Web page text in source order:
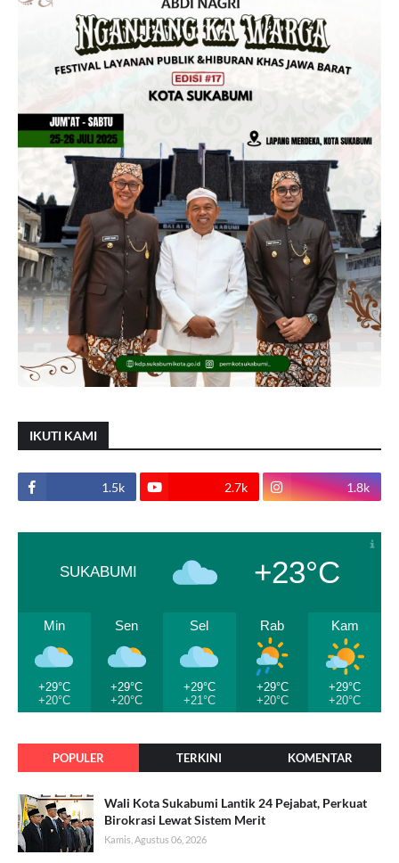
IKUTI KAMI
1.5k 2.7k 1.8k
SUKABUMI +23°C
Min
+29°C
+20°C
Sen
+29°C
+20°C
Sel
+29°C
+21°C
Rab
+29°C
+20°C
Kam
+29°C
+20°C
POPULER TERKINI KOMENTAR
Wali Kota Sukabumi Lantik 24 Pejabat, Perkuat
Birokrasi Lewat Sistem Merit
Kamis, Agustus 06, 2026